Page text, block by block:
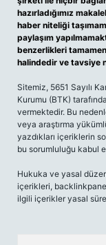
hazırladığımız
haber niteliği
paylaşım
benzerlikleri
halindedir ve tavsiye
Sitemiz, 5651 Sayılı
Kurumu (BTK)
vermektedir. Bu
veya araştırma
yazdıkları içeriklerin
bu sorumluluğu kabul
Hukuka ve yasal
içerikleri,
ilgili içerikler yasal